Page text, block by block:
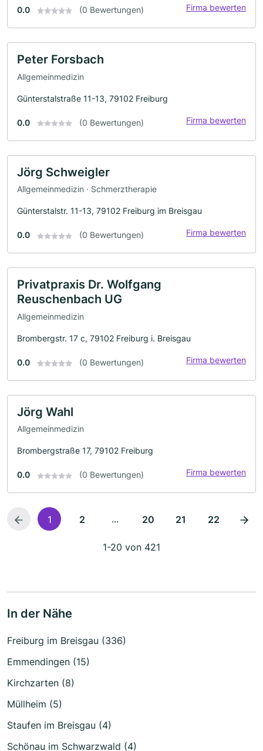
0.0 (0 Bewertungen) Firma bewerten
Peter Forsbach
Allgemeinmedizin
Günterstalstraße 11-13, 79102 Freiburg
0.0 (0 Bewertungen) Firma bewerten
Jörg Schweigler
Allgemeinmedizin · Schmerztherapie
Günterstalstr. 11-13, 79102 Freiburg im Breisgau
0.0 (0 Bewertungen) Firma bewerten
Privatpraxis Dr. Wolfgang
Reuschenbach UG
Allgemeinmedizin
Brombergstr. 17 c, 79102 Freiburg i. Breisgau
0.0 (0 Bewertungen) Firma bewerten
Jörg Wahl
Allgemeinmedizin
Brombergstraße 17, 79102 Freiburg
0.0 (0 Bewertungen) Firma bewerten
1 2 ... 20 21 22
1-20 von 421
In der Nähe
Freiburg im Breisgau (336)
Emmendingen (15)
Kirchzarten (8)
Müllheim (5)
Staufen im Breisgau (4)
Schönau im Schwarzwald (4)